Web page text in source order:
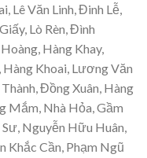
Lê Văn Linh, Đinh Lễ,
Lò Rèn, Đình
Hàng Khay,
Khoai, Lương Văn
Đồng Xuân, Hàng
Mắm, Nhà Hỏa, Gầm
Nguyễn Hữu Huân,
Khắc Cần, Phạm Ngũ